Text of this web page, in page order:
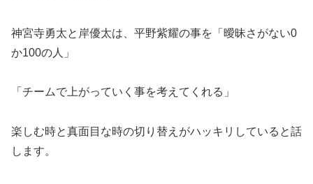
神宮寺勇太と岸優太は、平野紫耀の事を「曖昧さがない0
か100の人」
「チームで上がっていく事を考えてくれる」
楽しむ時と真面目な時の切り替えがハッキリしていると話
します。